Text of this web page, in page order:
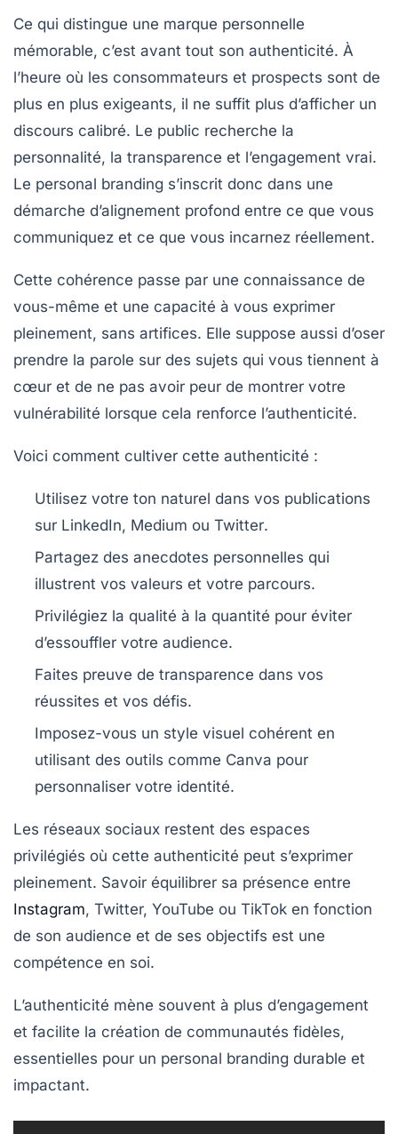
Ce qui distingue une marque personnelle
mémorable, c’est avant tout son authenticité. À
l’heure où les consommateurs et prospects sont de
plus en plus exigeants, il ne suffit plus d’afficher un
discours calibré. Le public recherche la
personnalité, la transparence et l’engagement vrai.
Le personal branding s’inscrit donc dans une
démarche d’alignement profond entre ce que vous
communiquez et ce que vous incarnez réellement.
Cette cohérence passe par une connaissance de
vous-même et une capacité à vous exprimer
pleinement, sans artifices. Elle suppose aussi d’oser
prendre la parole sur des sujets qui vous tiennent à
cœur et de ne pas avoir peur de montrer votre
vulnérabilité lorsque cela renforce l’authenticité.
Voici comment cultiver cette authenticité :
Utilisez votre ton naturel dans vos publications
sur LinkedIn, Medium ou Twitter.
Partagez des anecdotes personnelles qui
illustrent vos valeurs et votre parcours.
Privilégiez la qualité à la quantité pour éviter
d’essouffler votre audience.
Faites preuve de transparence dans vos
réussites et vos défis.
Imposez-vous un style visuel cohérent en
utilisant des outils comme Canva pour
personnaliser votre identité.
Les réseaux sociaux restent des espaces
privilégiés où cette authenticité peut s’exprimer
pleinement. Savoir équilibrer sa présence entre
Instagram, Twitter, YouTube ou TikTok en fonction
de son audience et de ses objectifs est une
compétence en soi.
L’authenticité mène souvent à plus d’engagement
et facilite la création de communautés fidèles,
essentielles pour un personal branding durable et
impactant.